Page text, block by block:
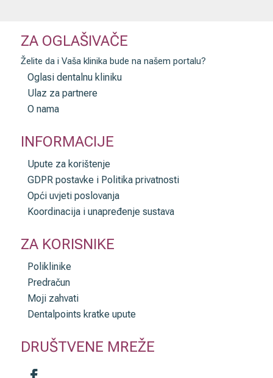
ZA OGLAŠIVAČE
Želite da i Vaša klinika bude na našem portalu?
Oglasi dentalnu kliniku
Ulaz za partnere
O nama
INFORMACIJE
Upute za korištenje
GDPR postavke i Politika privatnosti
Opći uvjeti poslovanja
Koordinacija i unapređenje sustava
ZA KORISNIKE
Poliklinike
Predračun
Moji zahvati
Dentalpoints kratke upute
DRUŠTVENE MREŽE